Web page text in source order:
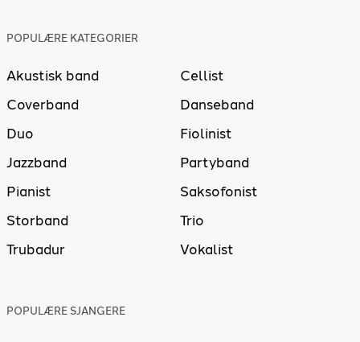
POPULÆRE KATEGORIER
Akustisk band
Cellist
Coverband
Danseband
Duo
Fiolinist
Jazzband
Partyband
Pianist
Saksofonist
Storband
Trio
Trubadur
Vokalist
POPULÆRE SJANGERE